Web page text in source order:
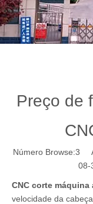
Preço de
Número Browse:3
CNC corte máquina
velocidade da